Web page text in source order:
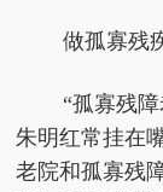
做孤寡残
“孤寡残
朱明红常挂在
老院和孤寡残